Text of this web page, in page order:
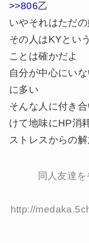
>>806乙
いやそれはただ
その人はKYとい
ことは確かだよ
自分が中心にい
に多い
そんな人に付き
けて地味にHP消
ストレスからの
同人友達
http://